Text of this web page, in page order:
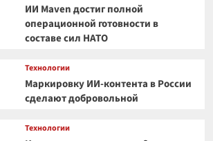
ИИ Maven достиг полной
операционной готовности в
составе сил НАТО
Технологии
Маркировку ИИ-контента в России
сделают добровольной
Технологии